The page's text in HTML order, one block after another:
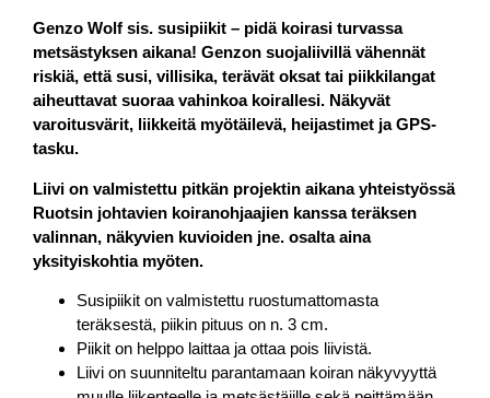
Genzo Wolf sis. susipiikit – pidä koirasi turvassa
metsästyksen aikana! Genzon suojaliivillä vähennät
riskiä, että susi, villisika, terävät oksat tai piikkilangat
aiheuttavat suoraa vahinkoa koirallesi. Näkyvät
varoitusvärit, liikkeitä myötäilevä, heijastimet ja GPS-
tasku.
Liivi on valmistettu pitkän projektin aikana yhteistyössä
Ruotsin johtavien koiranohjaajien kanssa teräksen
valinnan, näkyvien kuvioiden jne. osalta aina
yksityiskohtia myöten.
Susipiikit on valmistettu ruostumattomasta
teräksestä, piikin pituus on n. 3 cm.
Piikit on helppo laittaa ja ottaa pois liivistä.
Liivi on suunniteltu parantamaan koiran näkyvyyttä